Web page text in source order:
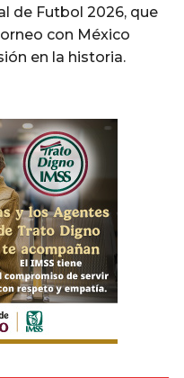
de Futbol 2026, que
con México
en la historia.